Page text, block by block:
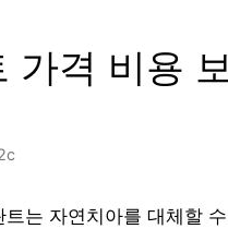
가격 비용 보
는 자연치아를 대체할 수